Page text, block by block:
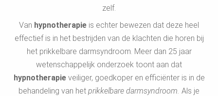
zelf.
Van hypnotherapie is echter bewezen dat deze heel
effectief is in het bestrijden van de klachten die horen bij
het prikkelbare darmsyndroom. Meer dan 25 jaar
wetenschappelijk onderzoek toont aan dat
hypnotherapieveiliger, goedkoper en efficiënter is in de
behandeling van het prikkelbare darmsyndroom. Als je